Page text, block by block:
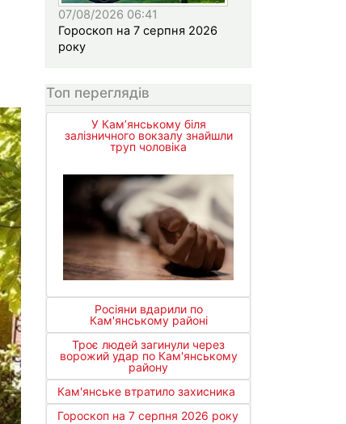
07/08/2026 06:41
Гороскоп на 7 серпня 2026
року
Топ переглядів
У Кам’янському біля
залізничного вокзалу знайшли
труп чоловіка
Росіяни вдарили по
Кам'янському районі
Троє людей загинули через
ворожий удар по Кам'янському
району
Кам'янське втратило захисника
Гороскоп на 7 серпня 2026 року